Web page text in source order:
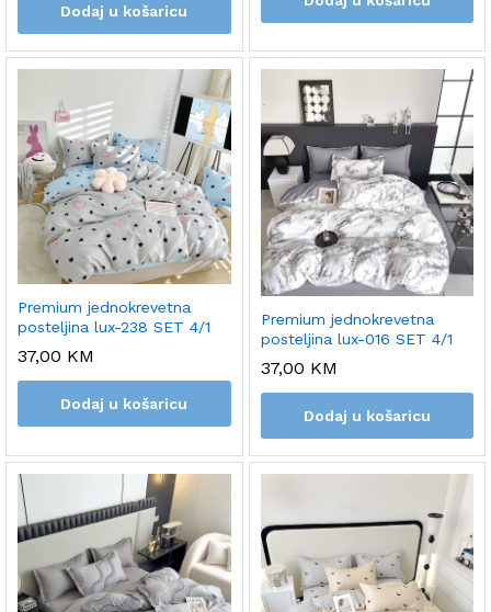
Dodaj u košaricu
Premium jednokrevetna
posteljina lux-238 SET 4/1
37,00 KM
Dodaj u košaricu
Premium jednokrevetna
posteljina lux-016 SET 4/1
37,00 KM
Dodaj u košaricu